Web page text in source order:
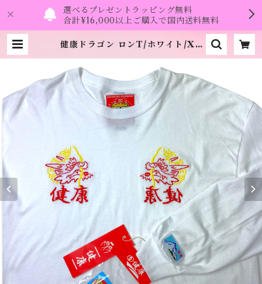
選べるプレゼントラッピング無料
合計¥16,000以上ご購入で国内送料無料
健康ドラゴン ロンT/ホワイト/XL